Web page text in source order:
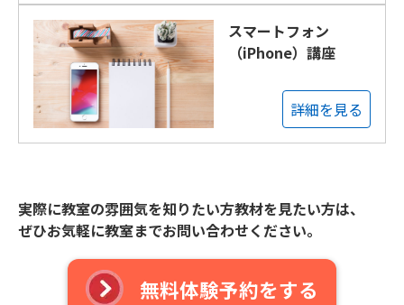
スマートフォン
（iPhone）講座
詳細を見る
実際に教室の雰囲気を知りたい方教材を見たい方は、
ぜひお気軽に教室までお問い合わせください。
無料体験予約をする